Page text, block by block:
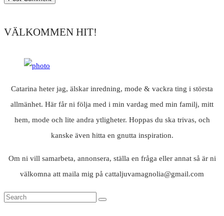
VÄLKOMMEN HIT!
Catarina heter jag, älskar inredning, mode & vackra ting i största
allmänhet. Här får ni följa med i min vardag med min familj, mitt
hem, mode och lite andra ytligheter. Hoppas du ska trivas, och
kanske även hitta en gnutta inspiration.
Om ni vill samarbeta, annonsera, ställa en fråga eller annat så är ni
välkomna att maila mig på cattaljuvamagnolia@gmail.com